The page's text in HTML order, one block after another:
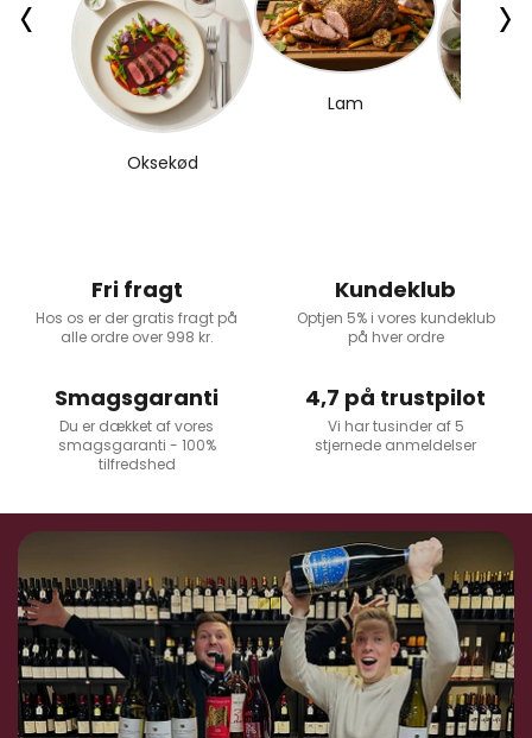
Oksekød
Lam
Fri fragt
Hos os er der gratis fragt på
alle ordre over 998 kr.
Kundeklub
Optjen 5% i vores kundeklub
på hver ordre
Smagsgaranti
Du er dækket af vores
smagsgaranti - 100%
tilfredshed
4,7 på trustpilot
Vi har tusinder af 5
stjernede anmeldelser